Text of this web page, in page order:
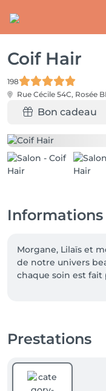
Coif Hair
198
Rue Cécile 54C, Rosée
Bon cadeau
Morgane, Lilaïs et
de notre univers
chaque soin est
Prestations